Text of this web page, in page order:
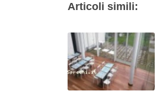
Articoli simili: